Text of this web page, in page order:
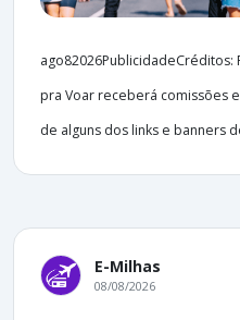
ago82026PublicidadeCréditos:
pra Voar receberá comissões
de alguns dos links e banners
E-Milhas
08/08/2026